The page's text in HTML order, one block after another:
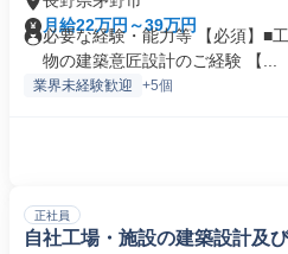
月給22万円～39万円
必要な経験・能力等 【必須】■
物の建築意匠設計のご経験 【...
業界未経験歓迎 +5個
正社員
自社工場・施設の建築設計及